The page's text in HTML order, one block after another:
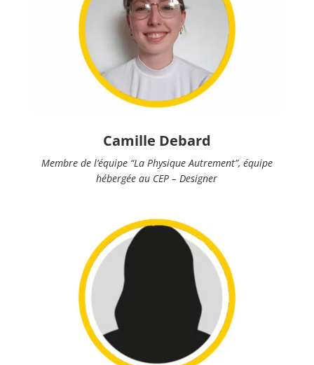
Camille Debard
Membre de l’équipe “La Physique Autrement”, équipe
hébergée au CEP – Designer